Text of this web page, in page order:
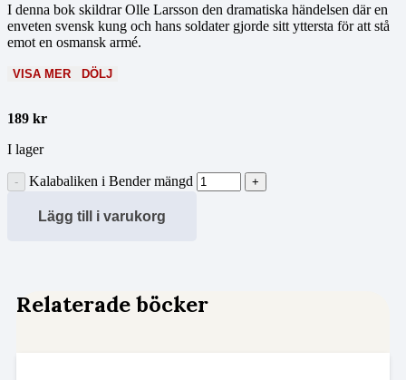
I denna bok skildrar Olle Larsson den dramatiska händelsen där en
enveten svensk kung och hans soldater gjorde sitt yttersta för att stå
emot en osmansk armé.
VISA MER DÖLJ
189 kr
I lager
Kalabaliken i Bender mängd
Lägg till i varukorg
Relaterade böcker